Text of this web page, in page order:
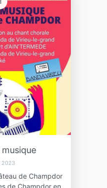
2023
de Champdor
de Champdor en